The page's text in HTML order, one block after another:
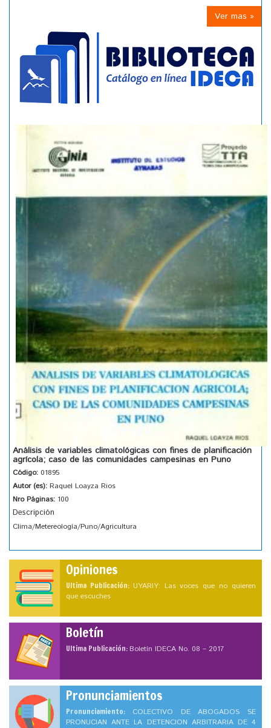
Ver mas »
Análisis de variables climatológicas con fines de planificación
agrícola; caso de las comunidades campesinas en Puno
Código: 01895
Autor (es): Raquel Loayza Rios
Nro Páginas: 100
Descripción
Clima/Metereología/Puno/Agricultura
Opiniones
Ultima Publicación: UYARIY: Las voces que no quieren
que escuches
Boletín
Ultima Publicación:Boletín IDECA No. 08 – 2017
Pronunciamientos
Pronunciamiento: COLECTIVO DE ABOGADOS SE
PRONUCIAN ANTE LA DETENCION ARBITRARIA DE 4